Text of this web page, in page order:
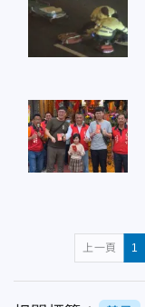
上一頁 1